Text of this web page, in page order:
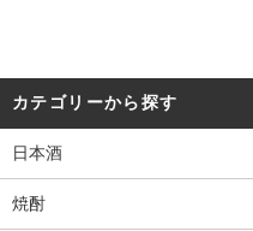
カテゴリーから探す
日本酒
焼酎